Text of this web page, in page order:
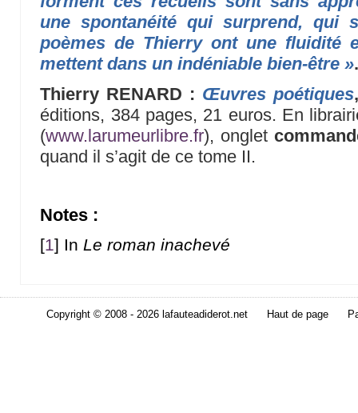
une spontanéité qui surprend, qui
poèmes de Thierry ont une fluidité
mettent dans un indéniable bien-être »
Thierry RENARD : Œuvres poétiques
éditions, 384 pages, 21 euros. En
(www.larumeurlibre.fr), onglet
quand il s’agit de ce tome II.
Notes :
[1] In Le roman inachevé
Copyright © 2008 - 2026 lafauteadiderot.net Haut de page